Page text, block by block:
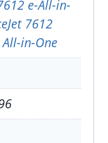
e-All-in-
7612
in-One